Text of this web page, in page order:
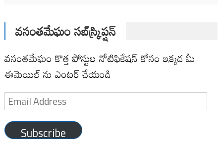
వసంతమేఘం సబ్‌స్క్రిప్షన్
వసంతమేఘం కొత్త పోస్టుల నోటిఫికేషన్ కోసం ఇక్కడ మీ
ఈమెయిల్ ను ఎంటర్ చేయండి
Email
Address
Subscribe